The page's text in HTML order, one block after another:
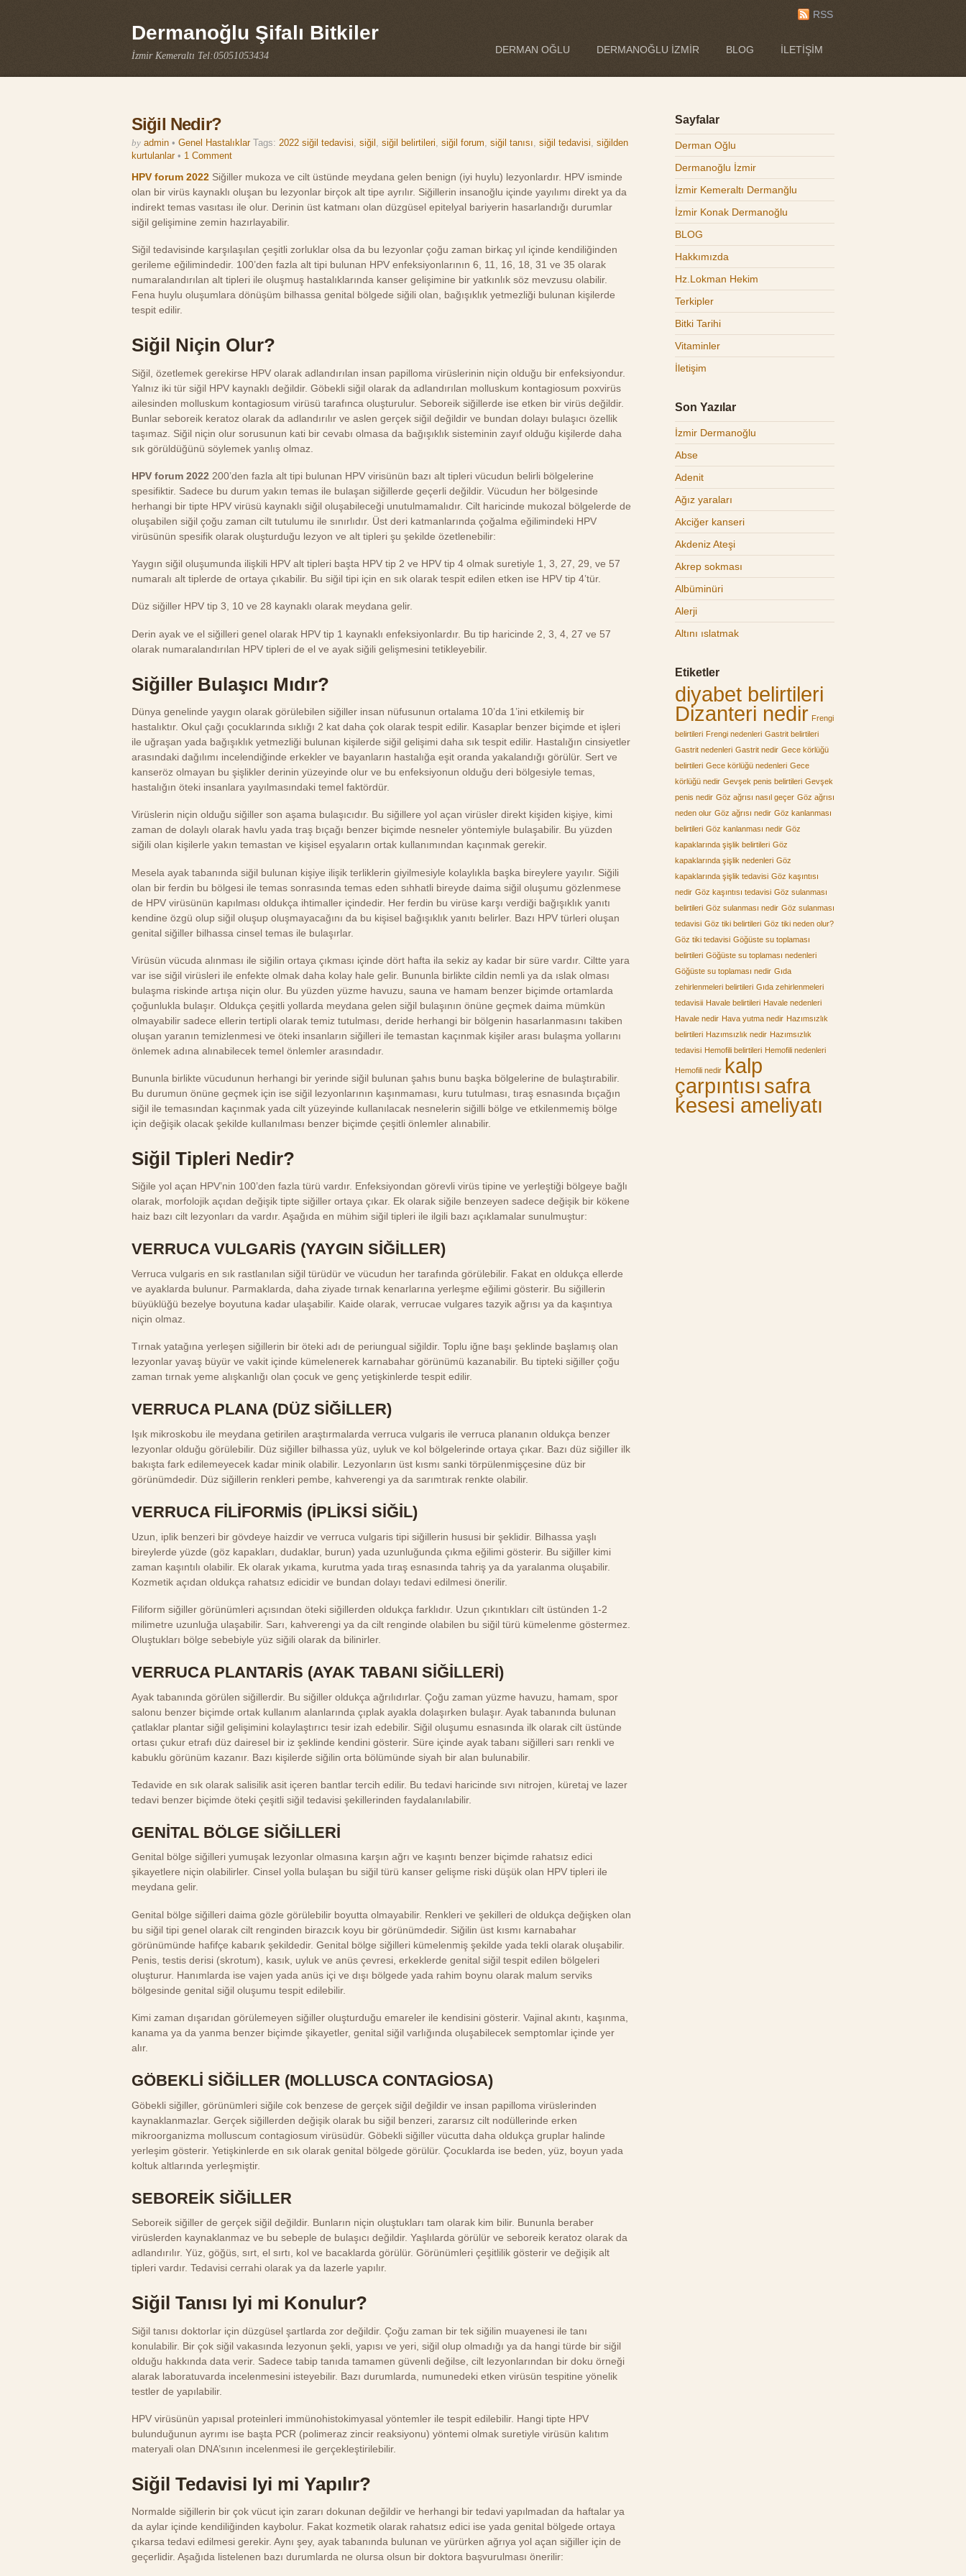
Dermanoğlu Şifalı Bitkiler
İzmir Kemeraltı Tel:05051053434
DERMAN OĞLU DERMANOĞLU İZMIR BLOG İLETIŞIM
RSS
Siğil Nedir?
by admin • Genel Hastalıklar Tags: 2022 siğil tedavisi, siğil , siğil belirtileri, siğil forum, siğil tanısı, siğil tedavisi, siğilden
kurtulanlar • 1 Comment
HPV forum 2022 Siğiller mukoza ve cilt üstünde meydana gelen benign (iyi huylu) lezyonlardır. HPV isminde
olan bir virüs kaynaklı oluşan bu lezyonlar birçok alt tipe ayrılır. Siğillerin insanoğlu içinde yayılımı direkt ya da
indirekt temas vasıtası ile olur. Derinin üst katmanı olan düzgüsel epitelyal bariyerin hasarlandığı durumlar
siğil gelişimine zemin hazırlayabilir.
Siğil tedavisinde karşılaşılan çeşitli zorluklar olsa da bu lezyonlar çoğu zaman birkaç yıl içinde kendiliğinden
gerileme eğilimindedir. 100’den fazla alt tipi bulunan HPV enfeksiyonlarının 6, 11, 16, 18, 31 ve 35 olarak
numaralandırılan alt tipleri ile oluşmuş hastalıklarında kanser gelişimine bir yatkınlık söz mevzusu olabilir.
Fena huylu oluşumlara dönüşüm bilhassa genital bölgede siğili olan, bağışıklık yetmezliği bulunan kişilerde
tespit edilir.
Siğil Niçin Olur?
​​​​Siğil, özetlemek gerekirse HPV olarak adlandırılan insan papilloma virüslerinin niçin olduğu bir enfeksiyondur.
Yalnız iki tür siğil HPV kaynaklı değildir. Göbekli siğil olarak da adlandırılan molluskum kontagiosum poxvirüs
ailesinden molluskum kontagiosum virüsü tarafınca oluşturulur. Seboreik siğillerde ise etken bir virüs değildir.
Bunlar seboreik keratoz olarak da adlandırılır ve aslen gerçek siğil değildir ve bundan dolayı bulaşıcı özellik
taşımaz. Siğil niçin olur sorusunun kati bir cevabı olmasa da bağışıklık sisteminin zayıf olduğu kişilerde daha
sık görüldüğünü söylemek yanlış olmaz.
HPV forum 2022 200’den fazla alt tipi bulunan HPV virisünün bazı alt tipleri vücudun belirli bölgelerine
spesifiktir. Sadece bu durum yakın temas ile bulaşan siğillerde geçerli değildir. Vücudun her bölgesinde
herhangi bir tipte HPV virüsü kaynaklı siğil oluşabileceği unutulmamalıdır. Cilt haricinde mukozal bölgelerde de
oluşabilen siğil çoğu zaman cilt tutulumu ile sınırlıdır. Üst deri katmanlarında çoğalma eğilimindeki HPV
virüsünün spesifik olarak oluşturduğu lezyon ve alt tipleri şu şekilde özetlenebilir:
Yaygın siğil oluşumunda ilişkili HPV alt tipleri başta HPV tip 2 ve HPV tip 4 olmak suretiyle 1, 3, 27, 29, ve 57
numaralı alt tiplerde de ortaya çıkabilir. Bu siğil tipi için en sık olarak tespit edilen etken ise HPV tip 4’tür.
Düz siğiller HPV tip 3, 10 ve 28 kaynaklı olarak meydana gelir.
Derin ayak ve el siğilleri genel olarak HPV tip 1 kaynaklı enfeksiyonlardır. Bu tip haricinde 2, 3, 4, 27 ve 57
olarak numaralandırılan HPV tipleri de el ve ayak siğili gelişmesini tetikleyebilir.
Siğiller Bulaşıcı Mıdır?
Dünya genelinde yaygın olarak görülebilen siğiller insan nüfusunun ortalama 10’da 1’ini etkilemiş bir
hastalıktır. Okul çağı çocuklarında sıklığı 2 kat daha çok olarak tespit edilir. Kasaplar benzer biçimde et işleri
ile uğraşan yada bağışıklık yetmezliği bulunan kişilerde siğil gelişimi daha sık tespit edilir. Hastalığın cinsiyetler
arasındaki dağılımı incelendiğinde erkekler ve bayanların hastalığa eşit oranda yakalandığı görülür. Sert ve
kanseröz olmayan bu şişlikler derinin yüzeyinde olur ve bu enfeksiyonun olduğu deri bölgesiyle temas,
hastalığın öteki insanlara yayılmasındaki temel faktördür.
Virüslerin niçin olduğu siğiller son aşama bulaşıcıdır. Bu siğillere yol açan virüsler direkt kişiden kişiye, kimi
zaman de dolaylı olarak havlu yada traş bıçağı benzer biçimde nesneler yöntemiyle bulaşabilir. Bu yüzden
siğili olan kişilerle yakın temastan ve kişisel eşyaların ortak kullanımından kaçınmak gerekir.
Mesela ayak tabanında siğil bulunan kişiye ilişik terliklerin giyilmesiyle kolaylıkla başka bireylere yayılır. Siğili
olan bir ferdin bu bölgesi ile temas sonrasında temas eden sıhhatli bireyde daima siğil oluşumu gözlenmese
de HPV virüsünün kapılması oldukça ihtimaller içindedir. Her ferdin bu virüse karşı verdiği bağışıklık yanıtı
kendine özgü olup siğil oluşup oluşmayacağını da bu kişisel bağışıklık yanıtı belirler. Bazı HPV türleri oluşan
genital siğiller bilhassa cinsel temas ile bulaşırlar.
Virüsün vücuda alınması ile siğilin ortaya çıkması içinde dört hafta ila sekiz ay kadar bir süre vardır. Ciltte yara
var ise siğil virüsleri ile enfekte olmak daha kolay hale gelir. Bununla birlikte cildin nemli ya da ıslak olması
bulaşma riskinde artışa niçin olur. Bu yüzden yüzme havuzu, sauna ve hamam benzer biçimde ortamlarda
çoğunlukla bulaşır. Oldukça çeşitli yollarda meydana gelen siğil bulaşının önüne geçmek daima mümkün
olmayabilir sadece ellerin tertipli olarak temiz tutulması, deride herhangi bir bölgenin hasarlanmasını takiben
oluşan yaranın temizlenmesi ve öteki insanların siğilleri ile temastan kaçınmak kişiler arası bulaşma yollarını
önlemek adına alınabilecek temel önlemler arasındadır.
Bununla birlikte vücudunun herhangi bir yerinde siğil bulunan şahıs bunu başka bölgelerine de bulaştırabilir.
Bu durumun önüne geçmek için ise siğil lezyonlarının kaşınmaması, kuru tutulması, tıraş esnasında bıçağın
siğil ile temasından kaçınmak yada cilt yüzeyinde kullanılacak nesnelerin siğilli bölge ve etkilenmemiş bölge
için değişik olacak şekilde kullanılması benzer biçimde çeşitli önlemler alınabilir.
Siğil Tipleri Nedir?
Siğile yol açan HPV’nin 100’den fazla türü vardır. Enfeksiyondan görevli virüs tipine ve yerleştiği bölgeye bağlı
olarak, morfolojik açıdan değişik tipte siğiller ortaya çıkar. Ek olarak siğile benzeyen sadece değişik bir kökene
haiz bazı cilt lezyonları da vardır. Aşağıda en mühim siğil tipleri ile ilgili bazı açıklamalar sunulmuştur:
VERRUCA VULGARİS (YAYGIN SİĞİLLER)
Verruca vulgaris en sık rastlanılan siğil türüdür ve vücudun her tarafında görülebilir. Fakat en oldukça ellerde
ve ayaklarda bulunur. Parmaklarda, daha ziyade tırnak kenarlarına yerleşme eğilimi gösterir. Bu siğillerin
büyüklüğü bezelye boyutuna kadar ulaşabilir. Kaide olarak, verrucae vulgares tazyik ağrısı ya da kaşıntıya
niçin olmaz.
Tırnak yatağına yerleşen siğillerin bir öteki adı de periungual siğildir. Toplu iğne başı şeklinde başlamış olan
lezyonlar yavaş büyür ve vakit içinde kümelenerek karnabahar görünümü kazanabilir. Bu tipteki siğiller çoğu
zaman tırnak yeme alışkanlığı olan çocuk ve genç yetişkinlerde tespit edilir.
VERRUCA PLANA (DÜZ SİĞİLLER)
Işık mikroskobu ile meydana getirilen araştırmalarda verruca vulgaris ile verruca plananın oldukça benzer
lezyonlar olduğu görülebilir. Düz siğiller bilhassa yüz, uyluk ve kol bölgelerinde ortaya çıkar. Bazı düz siğiller ilk
bakışta fark edilemeyecek kadar minik olabilir. Lezyonların üst kısmı sanki törpülenmişçesine düz bir
görünümdedir. Düz siğillerin renkleri pembe, kahverengi ya da sarımtırak renkte olabilir.
VERRUCA FİLİFORMİS (İPLİKSİ SİĞİL)
Uzun, iplik benzeri bir gövdeye haizdir ve verruca vulgaris tipi siğillerin hususi bir şeklidir. Bilhassa yaşlı
bireylerde yüzde (göz kapakları, dudaklar, burun) yada uzunluğunda çıkma eğilimi gösterir. Bu siğiller kimi
zaman kaşıntılı olabilir. Ek olarak yıkama, kurutma yada tıraş esnasında tahriş ya da yaralanma oluşabilir.
Kozmetik açıdan oldukça rahatsız edicidir ve bundan dolayı tedavi edilmesi önerilir.
Filiform siğiller görünümleri açısından öteki siğillerden oldukça farklıdır. Uzun çıkıntıkları cilt üstünden 1-2
milimetre uzunluğa ulaşabilir. Sarı, kahverengi ya da cilt renginde olabilen bu siğil türü kümelenme göstermez.
Oluştukları bölge sebebiyle yüz siğili olarak da bilinirler.
VERRUCA PLANTARİS (AYAK TABANI SİĞİLLERİ)
Ayak tabanında görülen siğillerdir. Bu siğiller oldukça ağrılıdırlar. Çoğu zaman yüzme havuzu, hamam, spor
salonu benzer biçimde ortak kullanım alanlarında çıplak ayakla dolaşırken bulaşır. Ayak tabanında bulunan
çatlaklar plantar siğil gelişimini kolaylaştırıcı tesir izah edebilir. Siğil oluşumu esnasında ilk olarak cilt üstünde
ortası çukur etrafı düz dairesel bir iz şeklinde kendini gösterir. Süre içinde ayak tabanı siğilleri sarı renkli ve
kabuklu görünüm kazanır. Bazı kişilerde siğilin orta bölümünde siyah bir alan bulunabilir.
Tedavide en sık olarak salisilik asit içeren bantlar tercih edilir. Bu tedavi haricinde sıvı nitrojen, küretaj ve lazer
tedavi benzer biçimde öteki çeşitli siğil tedavisi şekillerinden faydalanılabilir.
GENİTAL BÖLGE SİĞİLLERİ
Genital bölge siğilleri yumuşak lezyonlar olmasına karşın ağrı ve kaşıntı benzer biçimde rahatsız edici
şikayetlere niçin olabilirler. Cinsel yolla bulaşan bu siğil türü kanser gelişme riski düşük olan HPV tipleri ile
meydana gelir.
Genital bölge siğilleri daima gözle görülebilir boyutta olmayabilir. Renkleri ve şekilleri de oldukça değişken olan
bu siğil tipi genel olarak cilt renginden birazcık koyu bir görünümdedir. Siğilin üst kısmı karnabahar
görünümünde hafifçe kabarık şekildedir. Genital bölge siğilleri kümelenmiş şekilde yada tekli olarak oluşabilir.
Penis, testis derisi (skrotum), kasık, uyluk ve anüs çevresi, erkeklerde genital siğil tespit edilen bölgeleri
oluşturur. Hanımlarda ise vajen yada anüs içi ve dışı bölgede yada rahim boynu olarak malum serviks
bölgesinde genital siğil oluşumu tespit edilebilir.
Kimi zaman dışarıdan görülemeyen siğiller oluşturduğu emareler ile kendisini gösterir. Vajinal akıntı, kaşınma,
kanama ya da yanma benzer biçimde şikayetler, genital siğil varlığında oluşabilecek semptomlar içinde yer
alır.
GÖBEKLİ SİĞİLLER (MOLLUSCA CONTAGİOSA)
Göbekli siğiller, görünümleri siğile cok benzese de gerçek siğil değildir ve insan papilloma virüslerinden
kaynaklanmazlar. Gerçek siğillerden değişik olarak bu siğil benzeri, zararsız cilt nodüllerinde erken
mikroorganizma molluscum contagiosum virüsüdür. Göbekli siğiller vücutta daha oldukça gruplar halinde
yerleşim gösterir. Yetişkinlerde en sık olarak genital bölgede görülür. Çocuklarda ise beden, yüz, boyun yada
koltuk altlarında yerleşmiştir.
SEBOREİK SİĞİLLER
Seboreik siğiller de gerçek siğil değildir. Bunların niçin oluştukları tam olarak kim bilir. Bununla beraber
virüslerden kaynaklanmaz ve bu sebeple de bulaşıcı değildir. Yaşlılarda görülür ve seboreik keratoz olarak da
adlandırılır. Yüz, göğüs, sırt, el sırtı, kol ve bacaklarda görülür. Görünümleri çeşitlilik gösterir ve değişik alt
tipleri vardır. Tedavisi cerrahi olarak ya da lazerle yapılır.
Siğil Tanısı Iyi mi Konulur?
Siğil tanısı doktorlar için düzgüsel şartlarda zor değildir. Çoğu zaman bir tek siğilin muayenesi ile tanı
konulabilir. Bir çok siğil vakasında lezyonun şekli, yapısı ve yeri, siğil olup olmadığı ya da hangi türde bir siğil
olduğu hakkında data verir. Sadece tabip tanıda tamamen güvenli değilse, cilt lezyonlarından bir doku örneği
alarak laboratuvarda incelenmesini isteyebilir. Bazı durumlarda, numunedeki etken virüsün tespitine yönelik
testler de yapılabilir.
HPV virüsünün yapısal proteinleri immünohistokimyasal yöntemler ile tespit edilebilir. Hangi tipte HPV
bulunduğunun ayrımı ise başta PCR (polimeraz zincir reaksiyonu) yöntemi olmak suretiyle virüsün kalıtım
materyali olan DNA’sının incelenmesi ile gerçekleştirilebilir.
Siğil Tedavisi Iyi mi Yapılır?
Normalde siğillerin bir çok vücut için zararı dokunan değildir ve herhangi bir tedavi yapılmadan da haftalar ya
da aylar içinde kendiliğinden kaybolur. Fakat kozmetik olarak rahatsız edici ise yada genital bölgede ortaya
çıkarsa tedavi edilmesi gerekir. Aynı şey, ayak tabanında bulunan ve yürürken ağrıya yol açan siğiller için de
geçerlidir. Aşağıda listelenen bazı durumlarda ne olursa olsun bir doktora başvurulması önerilir:
Sayfalar
Derman Oğlu
Dermanoğlu İzmir
İzmir Kemeraltı Dermanğlu
İzmir Konak Dermanoğlu
BLOG
Hakkımızda
Hz.Lokman Hekim
Terkipler
Bitki Tarihi
Vitaminler
İletişim
Son Yazılar
İzmir Dermanoğlu
Abse
Adenit
Ağız yaraları
Akciğer kanseri
Akdeniz Ateşi
Akrep sokması
Albüminüri
Alerji
Altını ıslatmak
Etiketler
diyabet belirtileri
Dizanteri nedir Frengi
belirtileri Frengi nedenleri Gastrit belirtileri
Gastrit nedenleri Gastrit nedir Gece körlüğü
belirtileri Gece körlüğü nedenleri Gece
körlüğü nedir Gevşek penis belirtileri Gevşek
penis nedir Göz ağrısı nasıl geçer Göz ağrısı
neden olur Göz ağrısı nedir Göz kanlanması
belirtileri Göz kanlanması nedir Göz
kapaklarında şişlik belirtileri Göz
kapaklarında şişlik nedenleri Göz
kapaklarında şişlik tedavisi Göz kaşıntısı
nedir Göz kaşıntısı tedavisi Göz sulanması
belirtileri Göz sulanması nedir Göz sulanması
tedavisi Göz tiki belirtileri Göz tiki neden olur?
Göz tiki tedavisi Göğüste su toplaması
belirtileri Göğüste su toplaması nedenleri
Göğüste su toplaması nedir Gıda
zehirlenmeleri belirtileri Gıda zehirlenmeleri
tedavisii Havale belirtileri Havale nedenleri
Havale nedir Hava yutma nedir Hazımsızlık
belirtileri Hazımsızlık nedir Hazımsızlık
tedavisi Hemofili belirtileri Hemofili nedenleri
Hemofili nedir kalp
çarpıntısı safra
kesesi ameliyatı